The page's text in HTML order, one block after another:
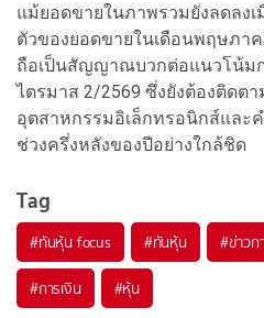
แม้ยอดขายในภาพรวมยังลดลง
ตัวของยอดขายในเดือนพฤษภา
ถือเป็นสัญญาณบวกต่อแนวโน้มก
ไตรมาส 2/2569 ซึ่งยังต้องติดต
อุตสาหกรรมอิเล็กทรอนิกส์และ
ช่วงครึ่งหลังของปีอย่างใกล้ชิด
Tag
#ทันหุ้น focus #ทันหุ้น #ข่าวก
#การเงิน #หุ้น